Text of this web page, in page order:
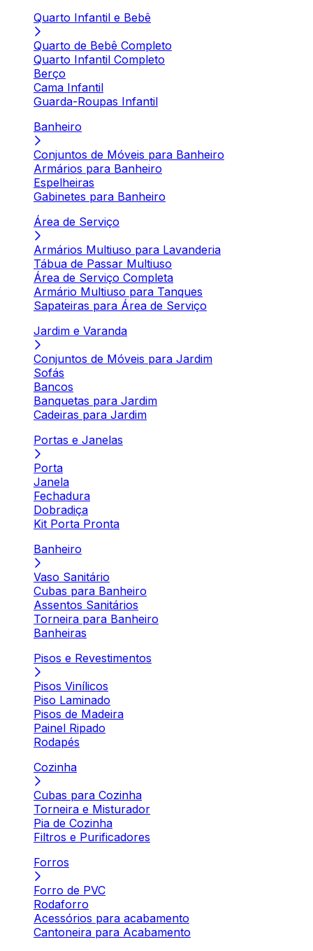
Quarto Infantil e Bebê
Quarto de Bebê Completo
Quarto Infantil Completo
Berço
Cama Infantil
Guarda-Roupas Infantil
Banheiro
Conjuntos de Móveis para Banheiro
Armários para Banheiro
Espelheiras
Gabinetes para Banheiro
Área de Serviço
Armários Multiuso para Lavanderia
Tábua de Passar Multiuso
Área de Serviço Completa
Armário Multiuso para Tanques
Sapateiras para Área de Serviço
Jardim e Varanda
Conjuntos de Móveis para Jardim
Sofás
Bancos
Banquetas para Jardim
Cadeiras para Jardim
Portas e Janelas
Porta
Janela
Fechadura
Dobradiça
Kit Porta Pronta
Banheiro
Vaso Sanitário
Cubas para Banheiro
Assentos Sanitários
Torneira para Banheiro
Banheiras
Pisos e Revestimentos
Pisos Vinílicos
Piso Laminado
Pisos de Madeira
Painel Ripado
Rodapés
Cozinha
Cubas para Cozinha
Torneira e Misturador
Pia de Cozinha
Filtros e Purificadores
Forros
Forro de PVC
Rodaforro
Acessórios para acabamento
Cantoneira para Acabamento